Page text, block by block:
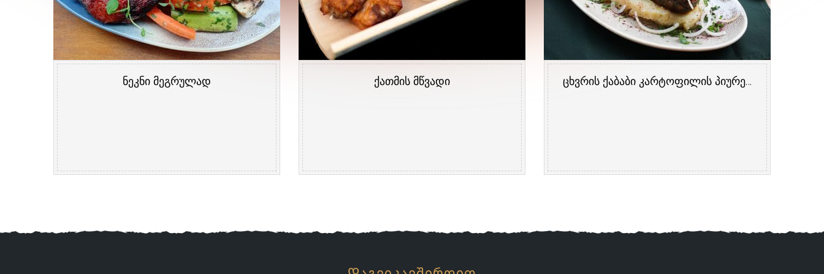
ნეკნი მეგრულად ქათმის მწვადი ცხვრის ქაბაბი კარტოფილის პიურეს ბალიშზე